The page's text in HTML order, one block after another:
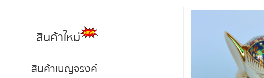
สินค้าใหม่
สินค้าเบญจรงค์